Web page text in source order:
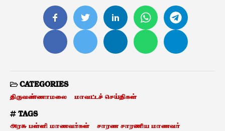
CATEGORIES
திருவண்ணாமலை மாவட்டச் செய்திகள்
TAGS
அரசு பள்ளி மாணவர்கள் சாரண சாரணிய மாணவர்